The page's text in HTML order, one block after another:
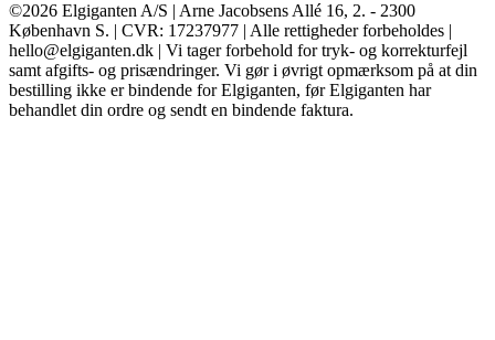
©2026 Elgiganten A/S | Arne Jacobsens Allé 16, 2. - 2300
København S. | CVR: 17237977 | Alle rettigheder forbeholdes |
hello@elgiganten.dk | Vi tager forbehold for tryk- og korrekturfejl
samt afgifts- og prisændringer. Vi gør i øvrigt opmærksom på at din
bestilling ikke er bindende for Elgiganten, før Elgiganten har
behandlet din ordre og sendt en bindende faktura.